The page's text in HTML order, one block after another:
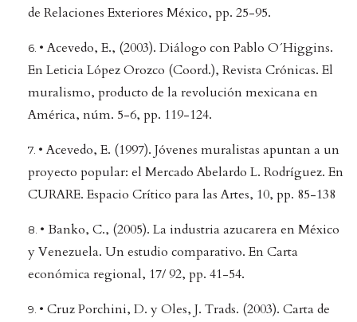
de Relaciones Exteriores México, pp. 25-95.
• Acevedo, E., (2003). Diálogo con Pablo O´Higgins.
En Leticia López Orozco (Coord.), Revista Crónicas. El
muralismo, producto de la revolución mexicana en
América, núm. 5-6, pp. 119-124.
• Acevedo, E. (1997). Jóvenes muralistas apuntan a un
proyecto popular: el Mercado Abelardo L. Rodríguez. En
CURARE. Espacio Crítico para las Artes, 10, pp. 85-138
• Banko, C., (2005). La industria azucarera en México
y Venezuela. Un estudio comparativo. En Carta
económica regional, 17/ 92, pp. 41-54.
• Cruz Porchini, D. y Oles, J. Trads. (2003). Carta de